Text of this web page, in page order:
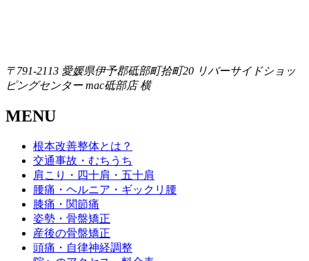
〒791-2113 愛媛県伊予郡砥部町拾町20 リバーサイドショッ
ピングセンター mac砥部店 横
MENU
根本改善整体とは？
交通事故・むちうち
肩こり・四十肩・五十肩
腰痛・ヘルニア・ギックリ腰
膝痛・関節痛
姿勢・骨盤矯正
産後の骨盤矯正
頭痛・自律神経調整